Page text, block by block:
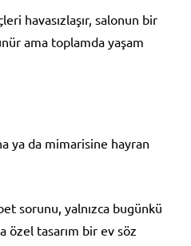
havasızlaşır, salonun bir
ama toplamda yaşam
ya da mimarisine hayran
sorunu, yalnızca bugünkü
özel tasarım bir ev söz